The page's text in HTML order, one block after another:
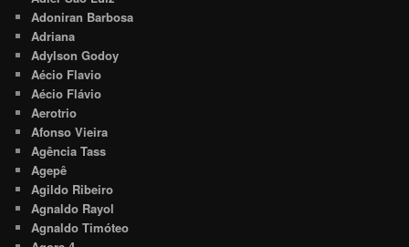
Adoniran Barbosa
Adriana
Adylson Godoy
Aécio Flavio
Aécio Flávio
Aerotrio
Afonso Vieira
Agência Tass
Agepê
Agildo Ribeiro
Agnaldo Rayol
Agnaldo Timóteo